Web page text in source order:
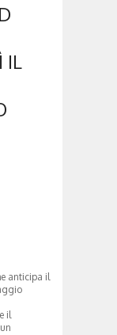
IL
anticipa il
il